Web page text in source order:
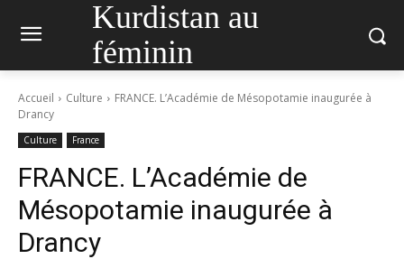
Kurdistan au
féminin
Accueil Culture
FRANCE. L’Académie de Mésopotamie inaugurée à
Drancy
Culture France
FRANCE. L’Académie de
Mésopotamie inaugurée à
Drancy